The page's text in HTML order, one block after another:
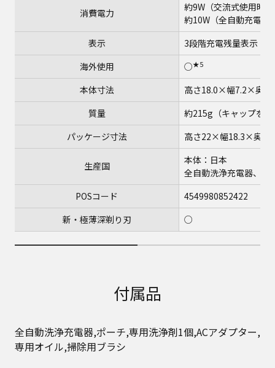
消費電力
約9W（交流式使用時）
約10W（全自動充電器
表示
3段階充電残量表示
海外使用
○★5
本体寸法
高さ18.0×幅7.2×奥行
質量
約215g（キャップを
パッケージ寸法
高さ22×幅18.3×奥行
生産国
本体：日本
全自動洗浄充電器、
POSコード
4549980852422
新・極薄深剃り刃
○
付属品
全自動洗浄充電器,ポーチ,専用洗浄剤1個,ACアダプター,
専用オイル,掃除用ブラシ